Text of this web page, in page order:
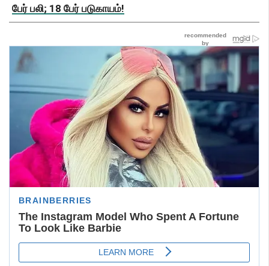
பேர் பலி; 18 பேர் படுகாயம்!